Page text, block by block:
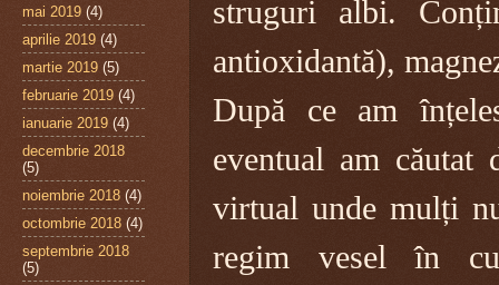
struguri albi.
antioxidantă),
După ce am
eventual am căutat
virtual unde mulți
regim vesel în
mai 2019 (4)
aprilie 2019 (4)
martie 2019 (5)
februarie 2019 (4)
ianuarie 2019 (4)
decembrie 2018
(5)
noiembrie 2018 (4)
octombrie 2018 (4)
septembrie 2018
(5)